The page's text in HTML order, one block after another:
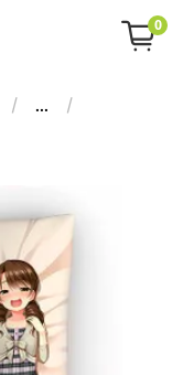
0
...